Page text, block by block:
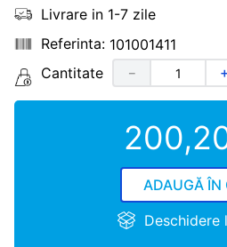
Livrare in 1-7 zile
101001411
Cantitate
－
200,
ADAUGĂ ÎN
Deschidere